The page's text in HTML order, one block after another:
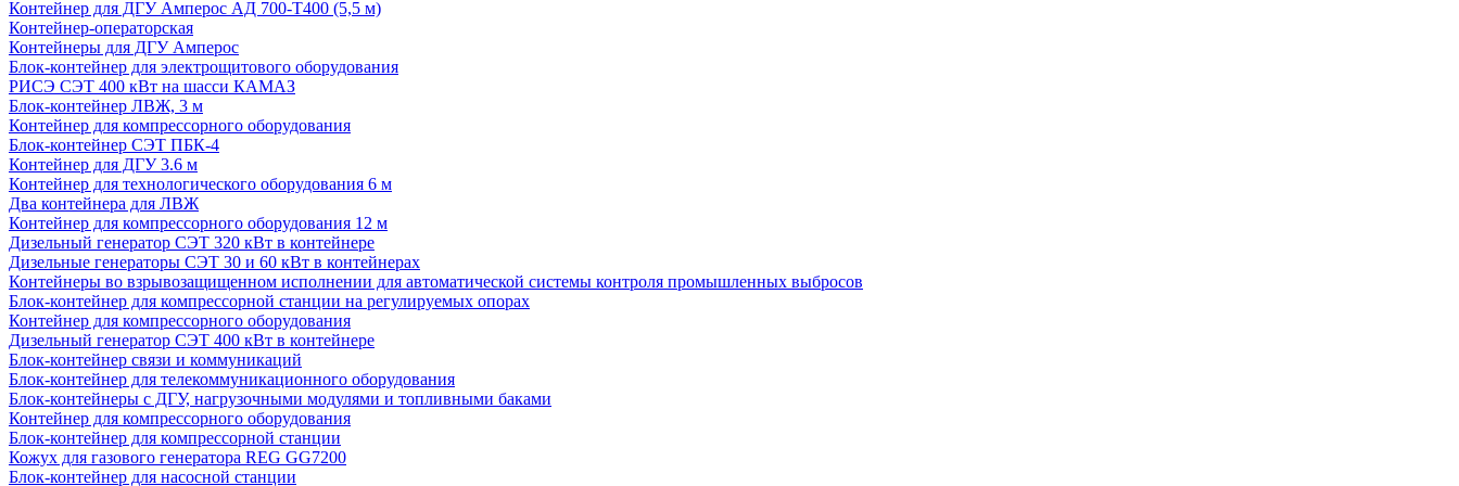
Контейнер для ДГУ Амперос АД 700-Т400 (5,5 м)
Контейнер-операторская
Контейнеры для ДГУ Амперос
Блок-контейнер для электрощитового оборудования
РИСЭ СЭТ 400 кВт на шасси КАМАЗ
Блок-контейнер ЛВЖ, 3 м
Контейнер для компрессорного оборудования
Блок-контейнер СЭТ ПБК-4
Контейнер для ДГУ 3.6 м
Контейнер для технологического оборудования 6 м
Два контейнера для ЛВЖ
Контейнер для компрессорного оборудования 12 м
Дизельный генератор СЭТ 320 кВт в контейнере
Дизельные генераторы СЭТ 30 и 60 кВт в контейнерах
Контейнеры во взрывозащищенном исполнении для автоматической системы контроля промышленных выбросов
Блок-контейнер для компрессорной станции на регулируемых опорах
Контейнер для компрессорного оборудования
Дизельный генератор СЭТ 400 кВт в контейнере
Блок-контейнер связи и коммуникаций
Блок-контейнер для телекоммуникационного оборудования
Блок-контейнеры с ДГУ, нагрузочными модулями и топливными баками
Контейнер для компрессорного оборудования
Блок-контейнер для компрессорной станции
Кожух для газового генератора REG GG7200
Блок-контейнер для насосной станции